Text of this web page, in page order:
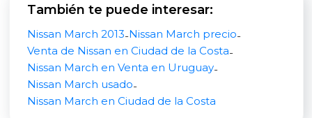
El precio de esta unidad se ajusta a lo que hoy se
pide en el marketplace automotor uruguayo. Si te
interesa elNissan March 2013 usasdoCiudad de
la Costa te invito a comunicarte cuanto antes
para coordinar una visita, revisarlo en detalle y
probarlo.
También te puede interesar:
Nissan March 2013-Nissan March precio-
Venta de Nissan en Ciudad de la Costa-
Nissan March en Venta en Uruguay-
Nissan March usado-
Nissan March en Ciudad de la Costa